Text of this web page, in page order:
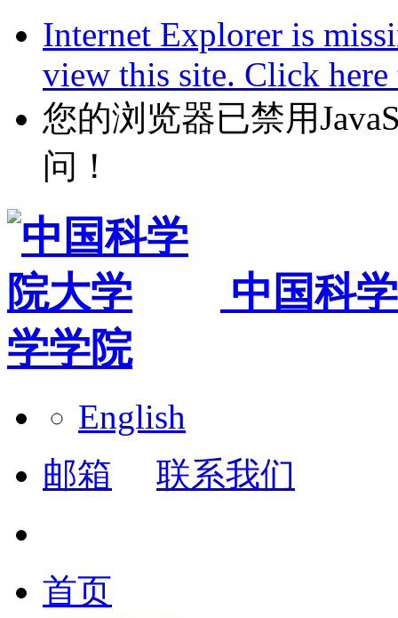
Internet Explorer is
view this site. Click
您的浏览器已禁用
问！
中国科
学学院
English
邮箱
联系我们
首页